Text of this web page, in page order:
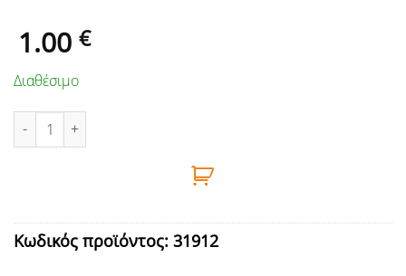
1.00 €
Διαθέσιμο
ΠΙΝΕΛΟ ΠΛΑΚΕ ΜΟΝΟ 30mm ΛΕΥΚΗ ΤΡΙΧΑ BENMAN - 36050
Κωδικός προϊόντος: 31912